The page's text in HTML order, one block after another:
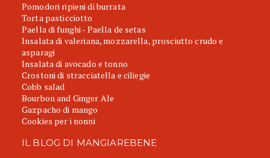
Pomodori ripieni di burrata
Torta pasticciotto
Paella di funghi - Paella de setas
Insalata di valeriana, mozzarella, prosciutto crudo e
asparagi
Insalata di avocado e tonno
Crostoni di stracciatella e ciliegie
Cobb salad
Bourbon and Ginger Ale
Gazpacho di mango
Cookies per i nonni
IL BLOG DI MANGIAREBENE